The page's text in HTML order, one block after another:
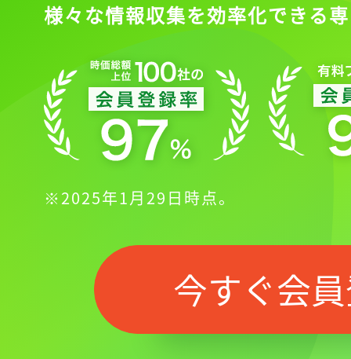
様々な情報収集を効率化できる
※2025年1月29日時点。
今すぐ会